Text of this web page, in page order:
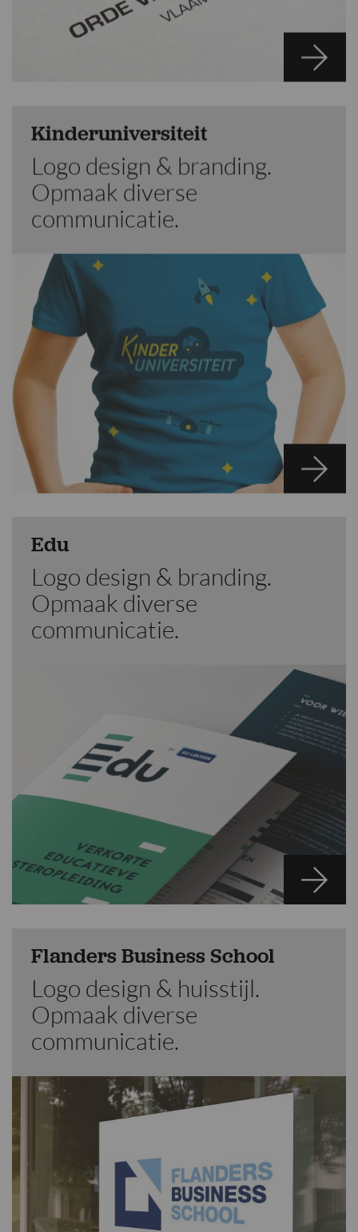
Kinderuniversiteit
Logo design & branding.
Opmaak diverse
communicatie.
Edu
Logo design & branding.
Opmaak diverse
communicatie.
Flanders Business School
Logo design & huisstijl.
Opmaak diverse
communicatie.